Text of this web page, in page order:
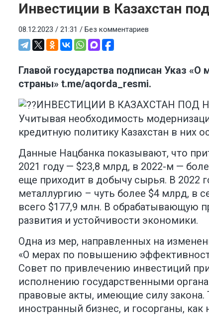
Инвестиции в Казахстан
08.12.2023 / 21:31 / Без комментариев
Главой государства подписан Указ
страны» t.me/aqorda_resmi.
ИНВЕСТИЦИИ В КАЗАХСТАН ПОД
Учитывая необходимость
кредитную политику Казахстан в них
Данные Нацбанка показывают, что
2021 году — $23,8 млрд, в 2022-м —
еще приходит в добычу сырья. В 2022
металлургию – чуть более $4 млрд, в
всего $177,9 млн. В обрабатывающую
развития и устойчивости экономики.
Одна из мер, направленных на
«О мерах по повышению
Совет по привлечению инвестиций
исполнению государственными
правовые акты, имеющие силу закона.
иностранный бизнес, и госорганы,